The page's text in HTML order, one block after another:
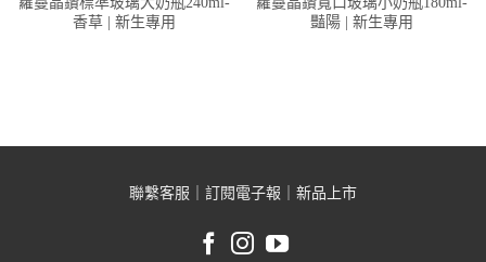
香草 | 新生專用
豔陽 | 新生專用
聯繫客服 訂閱電子報 新品上市